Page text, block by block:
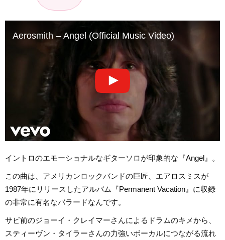
Aerosmith – Angel (Official Music Video)
イントロのエモーショナルなギターソロが印象的な『Angel』。
この曲は、アメリカンロックバンドの巨匠、エアロスミスが
1987年にリリースしたアルバム『Permanent Vacation』に収録
の非常に有名なバラードなんです。
サビ前のジョーイ・クレイマーさんによるドラムのキメから、
スティーヴン・タイラーさんの力強いボーカルにつながる流れ